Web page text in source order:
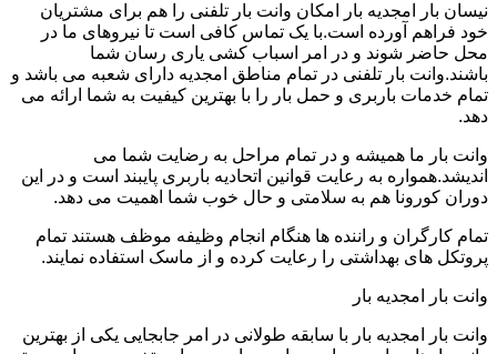
نیسان بار امجدیه بار امکان وانت بار تلفنی را هم برای مشتریان
خود فراهم آورده است.با یک تماس کافی است تا نیروهای ما در
محل حاضر شوند و در امر اسباب کشی یاری رسان شما
باشند.وانت بار تلفنی در تمام مناطق امجدیه دارای شعبه می باشد و
تمام خدمات باربری و حمل بار را با بهترین کیفیت به شما ارائه می
دهد.
وانت بار ما همیشه و در تمام مراحل به رضایت شما می
اندیشد.همواره به رعایت قوانین اتحادیه باربری پایبند است و در این
دوران کورونا هم به سلامتی و حال خوب شما اهمیت می دهد.
تمام کارگران و راننده ها هنگام انجام وظیفه موظف هستند تمام
پروتکل های بهداشتی را رعایت کرده و از ماسک استفاده نمایند.
وانت بار امجدیه بار
وانت بار امجدیه بار با سابقه طولانی در امر جابجایی یکی از بهترین